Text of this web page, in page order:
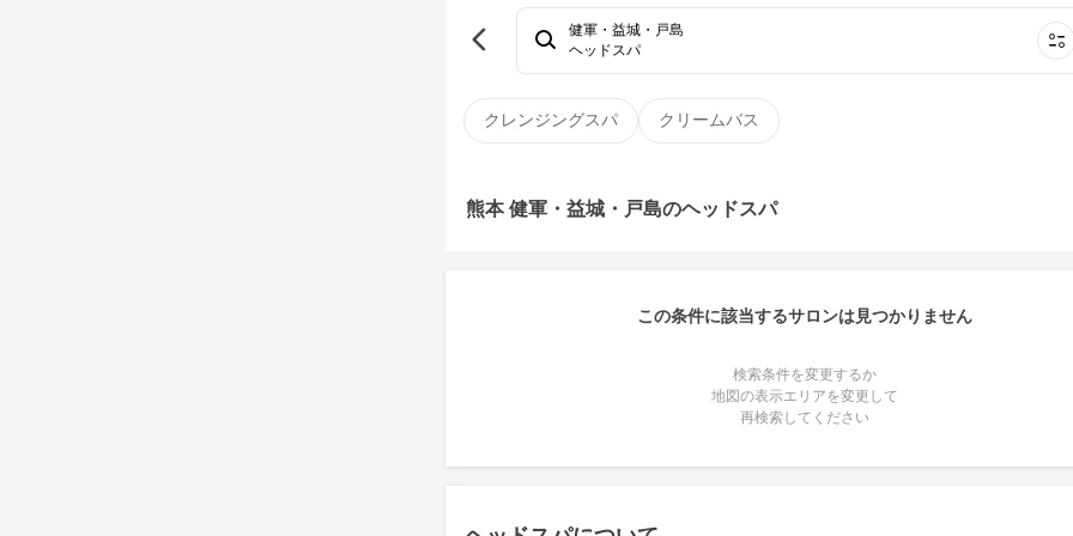
クレンジングスパ クリームバス
健軍・益城・戸島
ヘッドスパ
熊本 健軍・益城・戸島のヘッドスパ
この条件に該当するサロンは見つかりません
検索条件を変更するか
地図の表示エリアを変更して
再検索してください